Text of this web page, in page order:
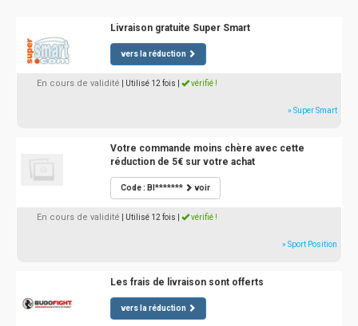
Livraison gratuite Super Smart
vers la réduction
En cours de validité | Utilisé 12 fois vérifié !
» Super Smart
Votre commande moins chère avec cette
réduction de 5€ sur votre achat
Code : BI******* voir
En cours de validité | Utilisé 12 fois vérifié !
» Sport Position
Les frais de livraison sont offerts
vers la réduction